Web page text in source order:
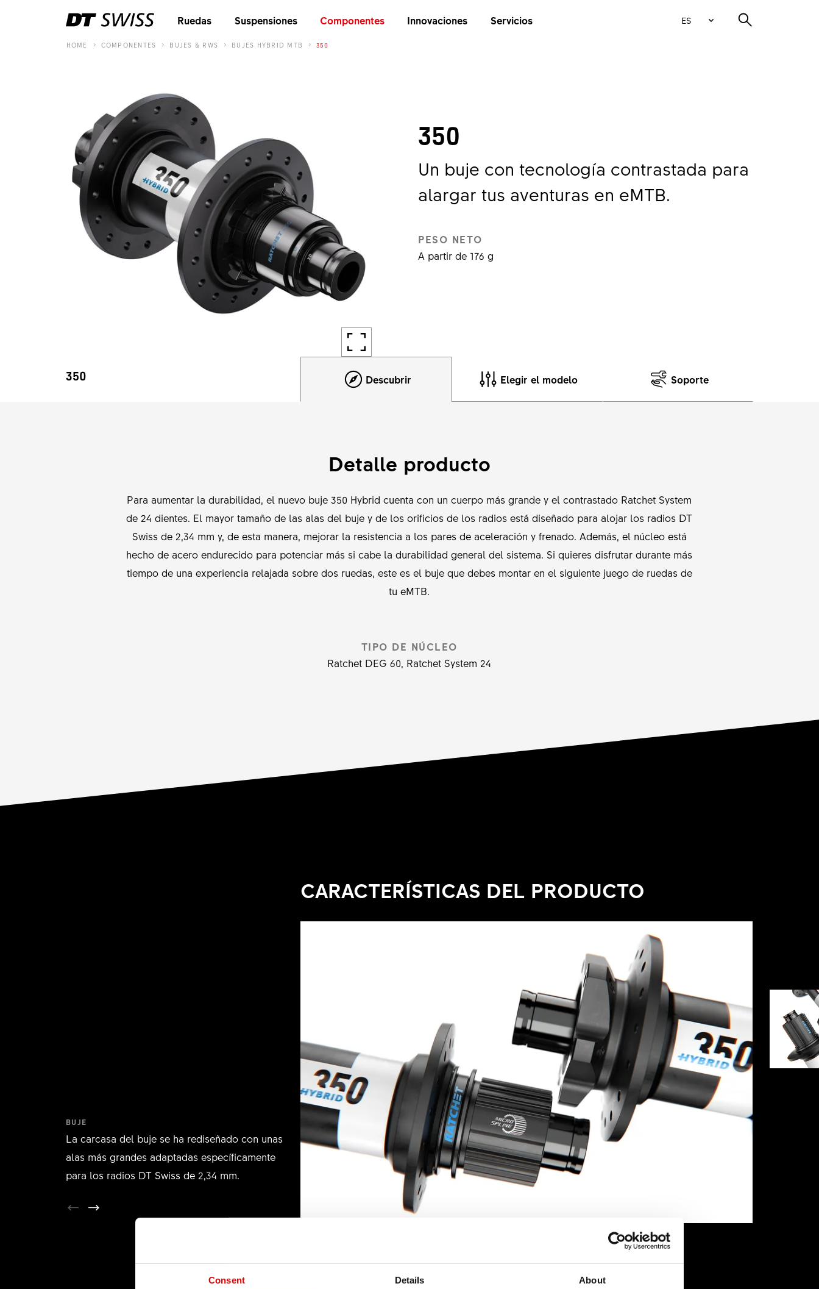
Consent Details About
Ruedas Suspensiones Componentes Innovaciones Servicios ES
HOME COMPONENTES BUJES & RWS BUJES HYBRID MTB 350
350
Un buje con tecnología contrastada para
alargar tus aventuras en eMTB.
PESO NETO
A partir de 176 g
350 Descubrir Elegir el modelo Soporte
Detalle producto
Para aumentar la durabilidad, el nuevo buje 350 Hybrid cuenta con un cuerpo más grande y el contrastado Ratchet System
de 24 dientes. El mayor tamaño de las alas del buje y de los orificios de los radios está diseñado para alojar los radios DT
Swiss de 2,34 mm y, de esta manera, mejorar la resistencia a los pares de aceleración y frenado. Además, el núcleo está
hecho de acero endurecido para potenciar más si cabe la durabilidad general del sistema. Si quieres disfrutar durante más
tiempo de una experiencia relajada sobre dos ruedas, este es el buje que debes montar en el siguiente juego de ruedas de
tu eMTB.
TIPO DE NÚCLEO
Ratchet DEG 60, Ratchet System 24
CARACTERÍSTICAS DEL PRODUCTO
BUJE
La carcasa del buje se ha rediseñado con unas
alas más grandes adaptadas específicamente
para los radios DT Swiss de 2,34 mm.